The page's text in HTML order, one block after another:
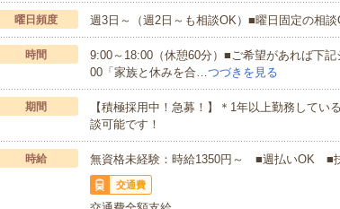
曜日頻度 週3日～（週2日～も相談OK）■曜日固定の相
時間
9:00～18:00（休憩60分）■ご希望があれば下
00「家族と休みを合…つづきを見る
期間
【積極採用中！急募！】＊1年以上勤務して
談可能です！
時給 無資格未経験：時給1350円～ ■週払いOK ■
交通費